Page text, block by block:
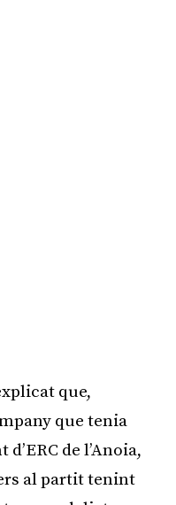
que,
que tenia
de l’Anoia,
al partit tenint